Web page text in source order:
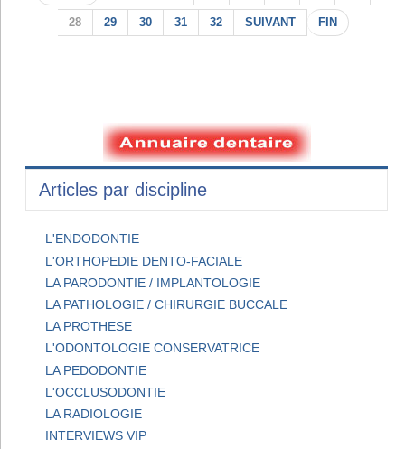
28 29 30 31 32 SUIVANT FIN
Articles par discipline
L'ENDODONTIE
L'ORTHOPEDIE DENTO-FACIALE
LA PARODONTIE / IMPLANTOLOGIE
LA PATHOLOGIE / CHIRURGIE BUCCALE
LA PROTHESE
L'ODONTOLOGIE CONSERVATRICE
LA PEDODONTIE
L'OCCLUSODONTIE
LA RADIOLOGIE
INTERVIEWS VIP